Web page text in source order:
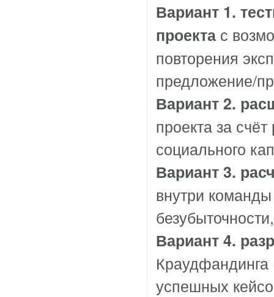
Вариант 1.
проекта с
повторения
предложение/
Вариант 2.
проекта за
социального
Вариант 3.
внутри
Вариант 4.
успешных